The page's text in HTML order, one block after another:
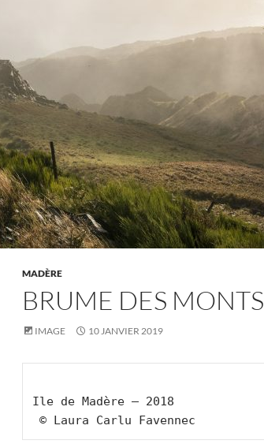
MADÈRE
BRUME DES MONTS
IMAGE 10 JANVIER 2019
Ile de Madère – 2018
© Laura Carlu Favennec